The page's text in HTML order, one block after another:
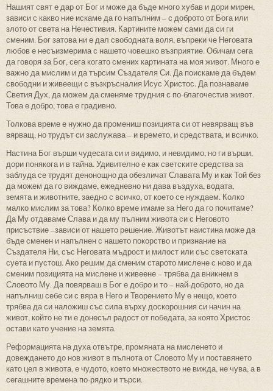
Нашият свят е дар от Бог и може да бъде много хубав и дори мирен,
зависи с какво ние искаме да го напълним – с доброто от Бога или
злото от света на Нечестивия. Картините можем сами да си ги
сменим. Бог затова ни е дал свободната воля, въпреки че Неговата
любов е несъизмерима с нашето човешко възприятие. Обичам сега
да говоря за Бог, сега когато смених картината на моя живот. Много е
важно да мислим и да търсим Създателя Си. Да поискаме да бъдем
свободни и живеещи с възкръсналия Исус Христос. Да познаваме
Светия Дух, да можем да сменяме трудния с по-благочестив живот.
Това е добро, това е градивно.
Толкова време е нужно да промениш позицията си от невярващ във
вярващ, но трудът си заслужава – и времето, и средствата, и всичко.
Настина Бог върши чудесата си и видимо, и невидимо, но ги върши,
дори понякога и в тайна. Удивително е как светските средства за
заблуда се трудят денонощно да обезличат Славата Му и как Той без
да можем да го виждаме, ежедневно ни дава въздуха, водата,
земята и животните, заедно с всичко, от което се нуждаем. Колко
малко мислим за това? Колко време имаме за Него да го почитаме?
Да Му отдаваме Слава и да му пълним живота си с Неговото
присъствие –зависи от нашето решение. Животът наистина може да
бъде сменен и напълнен с нашето покорство и признание на
Създателя Ни, със Неговата мъдрост и милост или със светската
суета и пустош. Ако решим да сменим старото мислене с ново и да
сменим позицията на мислене и живеене – трябва да вникнем в
Словото Му. Да повярваш в Бог е добро и то – най-доброто, но да
напълниш себе си с вяра в Него и Творението Му е нещо, което
трябва да си наложиш със сила върху доскорошния си начин на
живот, който не ти е донесъл радост от победата, за която Христос
остави като учение на земята.
Реформацията на духа отвътре, промяната на мисленето и
довеждането до нов живот в пълнота от Словото Му и поставянето
като цел в живота, е чудото, което множеството не вижда, не чува, а в
сегашните времена по-рядко и търси.